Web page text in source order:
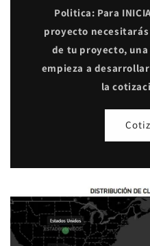
Politica: Para
proyecto necesitarás
de tu proyecto, una
empieza a
la